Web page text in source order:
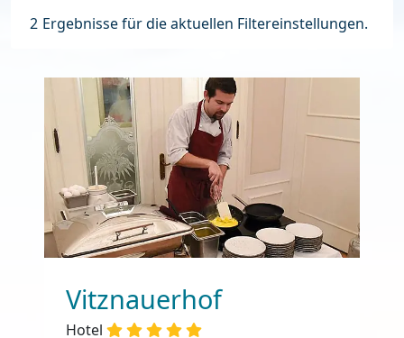
2 Ergebnisse für die aktuellen Filtereinstellungen.
Vitznauerhof
Hotel